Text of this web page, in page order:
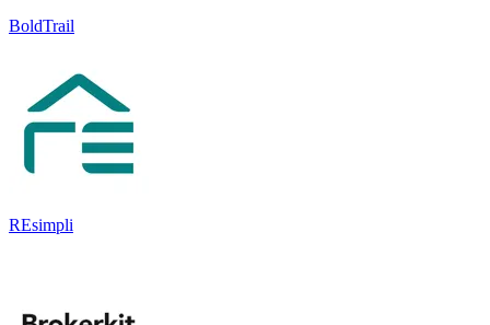
BoldTrail
REsimpli